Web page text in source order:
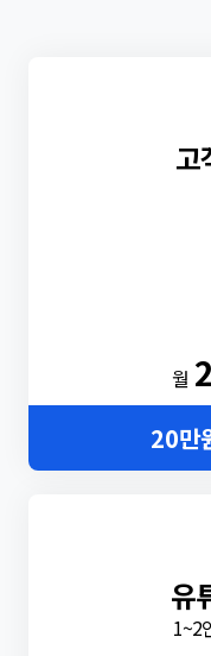
고
월
20만
유
1~2